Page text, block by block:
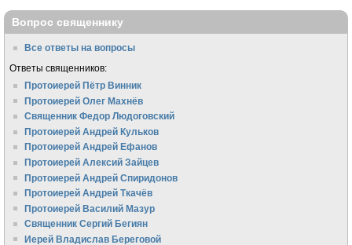
Вопрос священнику
Все ответы на вопросы
Ответы священников:
Протоиерей Пётр Винник
Протоиерей Олег Махнёв
Священник Федор Людоговский
Протоиерей Андрей Кульков
Протоиерей Андрей Ефанов
Протоиерей Алексий Зайцев
Протоиерей Андрей Спиридонов
Протоиерей Андрей Ткачёв
Протоиерей Василий Мазур
Священник Сергий Бегиян
Иерей Владислав Береговой